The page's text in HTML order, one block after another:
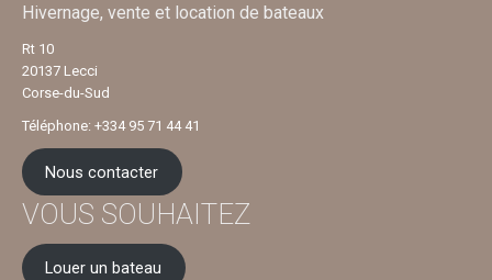
Hivernage, vente et location de bateaux
Rt 10
20137 Lecci
Corse-du-Sud
Téléphone: +334 95 71 44 41
Nous contacter
VOUS SOUHAITEZ
Louer un bateau